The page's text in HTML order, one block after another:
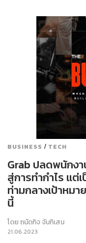
BUSINESS / TECH
Grab ปลดพนักงา
สู่การทำกำไร แต่
ท่ามกลางเป้าหม
นี้
โดยถนัดกิจ จันกิเสน
21.06.2023